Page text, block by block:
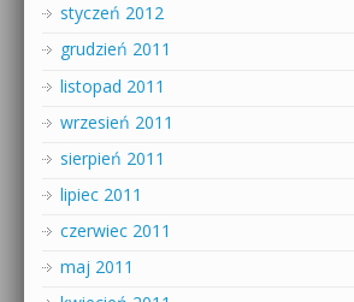
styczeń 2012
grudzień 2011
listopad 2011
wrzesień 2011
sierpień 2011
lipiec 2011
czerwiec 2011
maj 2011